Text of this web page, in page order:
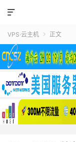

VPS·云主机  正文